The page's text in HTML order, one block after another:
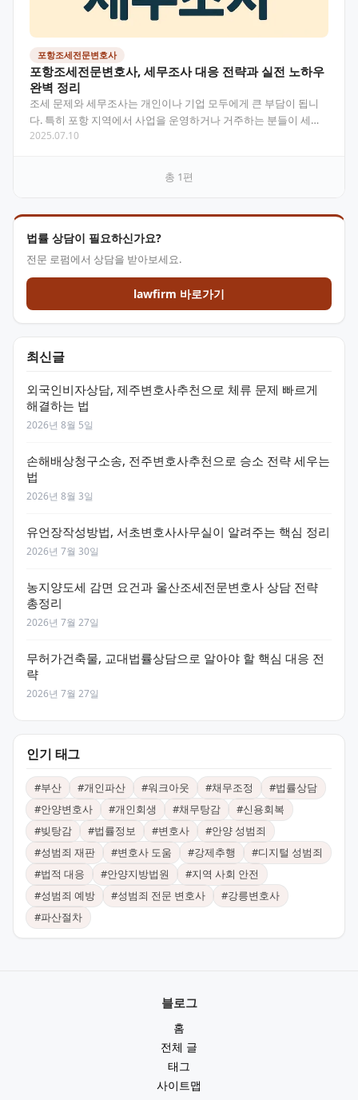
포항조세전문변호사
포항조세전문변호사, 세무조사 대응 전략과 실전 노하우
완벽 정리
조세 문제와 세무조사는 개인이나 기업 모두에게 큰 부담이 됩니
다. 특히 포항 지역에서 사업을 운영하거나 거주하는 분들이 세무
관련 문제에 직면했을 때, 포항조세전문변호사의 도움은…
2025.07.10
총 1편
법률 상담이 필요하신가요?
전문 로펌에서 상담을 받아보세요.
lawfirm 바로가기
최신글
외국인비자상담, 제주변호사추천으로 체류 문제 빠르게
해결하는 법
2026년 8월 5일
손해배상청구소송, 전주변호사추천으로 승소 전략 세우는
법
2026년 8월 3일
유언장작성방법, 서초변호사사무실이 알려주는 핵심 정리
2026년 7월 30일
농지양도세 감면 요건과 울산조세전문변호사 상담 전략
총정리
2026년 7월 27일
무허가건축물, 교대법률상담으로 알아야 할 핵심 대응 전
략
2026년 7월 27일
인기 태그
#부산 #개인파산 #워크아웃 #채무조정 #법률상담
#안양변호사 #개인회생 #채무탕감 #신용회복
#빚탕감 #법률정보 #변호사 #안양 성범죄
#성범죄 재판 #변호사 도움 #강제추행 #디지털 성범죄
#법적 대응 #안양지방법원 #지역 사회 안전
#성범죄 예방 #성범죄 전문 변호사 #강릉변호사
#파산절차
블로그
홈
전체 글
태그
사이트맵